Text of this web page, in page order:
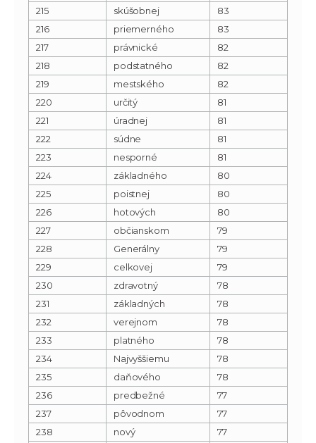
215
skúšobnej
83
216
priemerného
83
217
právnické
82
218
podstatného
82
219
mestského
82
220
určitý
81
221
úradnej
81
222
súdne
81
223
nesporné
81
224
základného
80
225
poistnej
80
226
hotových
80
227
občianskom
79
228
Generálny
79
229
celkovej
79
230
zdravotný
78
231
základných
78
232
verejnom
78
233
platného
78
234
Najvyššiemu
78
235
daňového
78
236
predbežné
77
237
pôvodnom
77
238
nový
77